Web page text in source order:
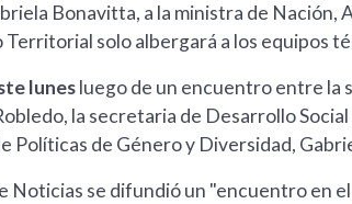
Bonavitta, a la ministra de Nación,
solo albergará a los equipos
lunesluego de un encuentro entre la
la secretaria de Desarrollo
Políticas de Género y Diversidad,
Noticias se difundió un "encuentro en